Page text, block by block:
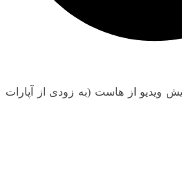
ویدیو از هاست (به زودی از آپارات